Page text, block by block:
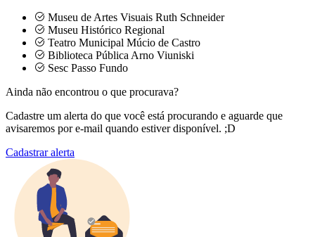
Museu de Artes Visuais Ruth Schneider
Museu Histórico Regional
Teatro Municipal Múcio de Castro
Biblioteca Pública Arno Viuniski
Sesc Passo Fundo
Ainda não encontrou o que procurava?
Cadastre um alerta do que você está procurando e aguarde que
avisaremos por e-mail quando estiver disponível. ;D
Cadastrar alerta